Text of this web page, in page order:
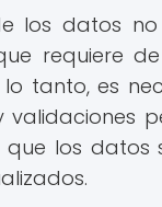
los datos
requiere
tanto, es
validaciones
que los datos